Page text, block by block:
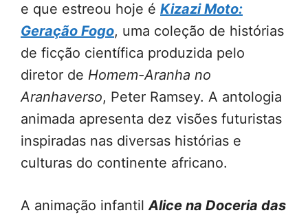
e que estreou hoje é Kizazi Moto:
Geração Fogo, uma coleção de histórias
de ficção científica produzida pelo
diretor de Homem-Aranha no
Aranhaverso, Peter Ramsey. A antologia
animada apresenta dez visões futuristas
inspiradas nas diversas histórias e
culturas do continente africano.
A animação infantilAlice na Doceria das